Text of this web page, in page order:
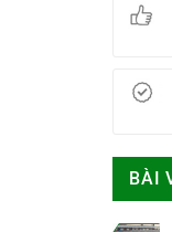
BÀI